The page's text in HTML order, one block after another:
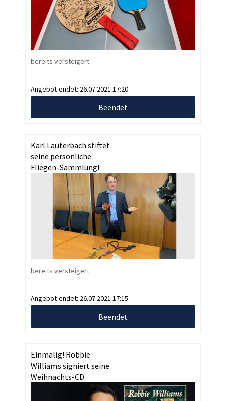
bereits versteigert
Angebot endet: 26.07.2021 17:20
Beendet
Karl Lauterbach stiftet
seine persönliche
Fliegen-Sammlung!
bereits versteigert
Angebot endet: 26.07.2021 17:15
Beendet
Einmalig! Robbie
Williams signiert seine
Weihnachts-CD